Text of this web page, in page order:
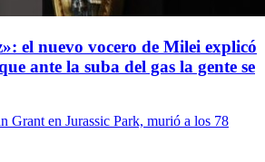
el nuevo vocero de Milei explicó
ante la suba del gas la gente se